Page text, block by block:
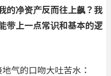
的净资产反而往上飙？我
带上一点常识和基本的逻
气的口吻大吐苦水：